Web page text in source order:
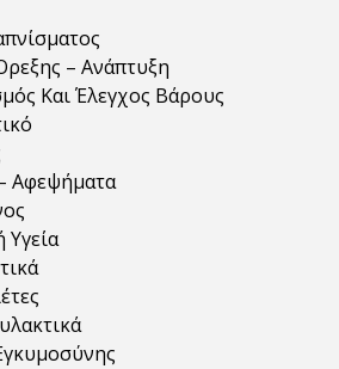
– Ανάπτυξη
Και Έλεγχος Βάρους
Αφεψήματα
Υγεία